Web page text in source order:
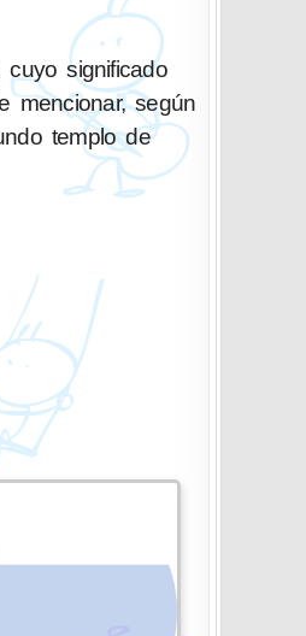
mencionar, según
templo de